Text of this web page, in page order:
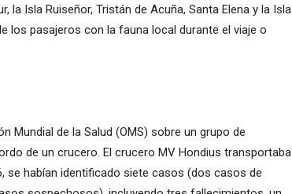
la Isla Ruiseñor, Tristán de Acuña, Santa Elena y la Isla
los pasajeros con la fauna local durante el viaje o
Mundial de la Salud (OMS) sobre un grupo de
de un crucero. El crucero MV Hondius transportaba
se habían identificado siete casos (dos casos de